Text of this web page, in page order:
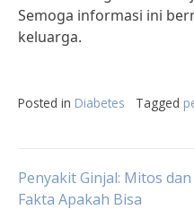
Semoga informasi ini
keluarga.
Posted in Diabetes Tagged
Post
Penyakit Ginjal: Mitos dan
Fakta Apakah Bisa